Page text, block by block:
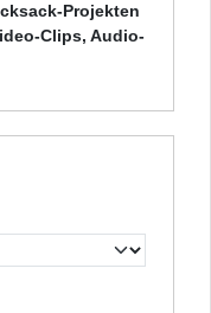
Projekten
Clips, Audio-